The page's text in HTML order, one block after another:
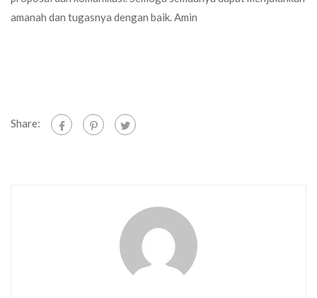
amanah dan tugasnya dengan baik. Amin
Share: